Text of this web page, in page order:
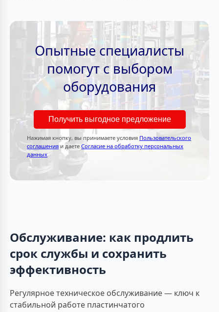
Опытные специалисты
помогут с выбором
оборудования
Получить выгодное предложение
Нажимая кнопку, вы принимаете условия Пользовательского
соглашенияи даете Согласие на обработку персональных
данных
Обслуживание: как продлить
срок службы и сохранить
эффективность
Регулярное техническое обслуживание — ключ к
стабильной работе пластинчатого